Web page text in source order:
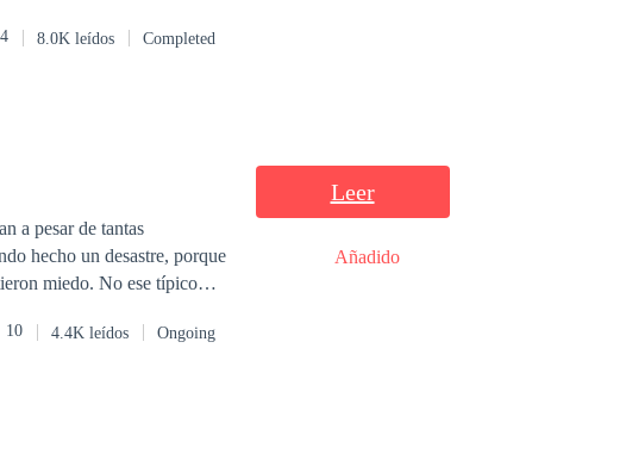
8.0K leídos Completed
a pesar de tantas
miedo. No ese típico
10 4.4K leídos Ongoing
Leer
Añadido